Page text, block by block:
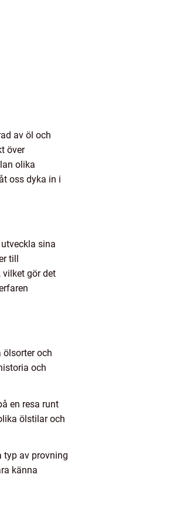
av öl och
över
olika
oss dyka in i
sina
till
vilket gör det
ölsorter och
och
en resa runt
ölstilar och
typ av provning
känna